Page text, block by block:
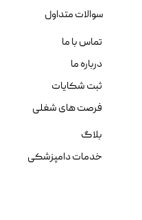
سوالات متداول
تماس با ما
درباره ما
ثبت شکایات
فرصت های شغلی
بلاگ
خدمات دامپزشکی